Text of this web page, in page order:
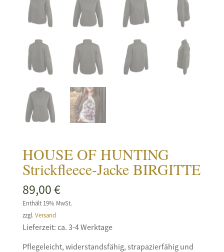
HOUSE OF HUNTING
Strickfleece-Jacke BIRGITTE
89,00€
Enthält 19% MwSt.
zzgl. Versand
Lieferzeit: ca. 3-4 Werktage
Pflegeleicht, widerstandsfähig, strapazierfähig und